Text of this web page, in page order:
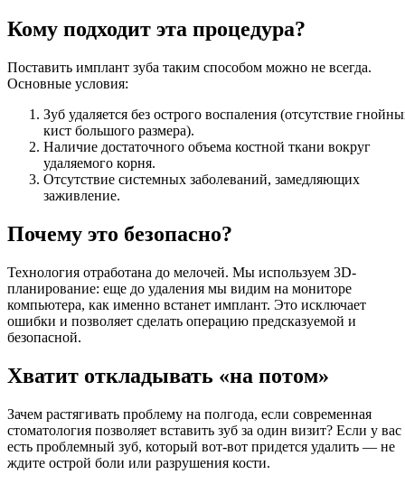
Кому подходит эта процедура?
Поставить имплант зуба таким способом можно не всегда.
Основные условия:
Зуб удаляется без острого воспаления (отсутствие
кист большого размера).
Наличие достаточного объема костной ткани вокруг
удаляемого корня.
Отсутствие системных заболеваний, замедляющих
заживление.
Почему это безопасно?
Технология отработана до мелочей. Мы используем 3D-
планирование: еще до удаления мы видим на мониторе
компьютера, как именно встанет имплант. Это исключает
ошибки и позволяет сделать операцию предсказуемой и
безопасной.
Хватит откладывать «на потом»
Зачем растягивать проблему на полгода, если современная
стоматология позволяет вставить зуб за один визит? Если у вас
есть проблемный зуб, который вот-вот придется удалить — не
ждите острой боли или разрушения кости.